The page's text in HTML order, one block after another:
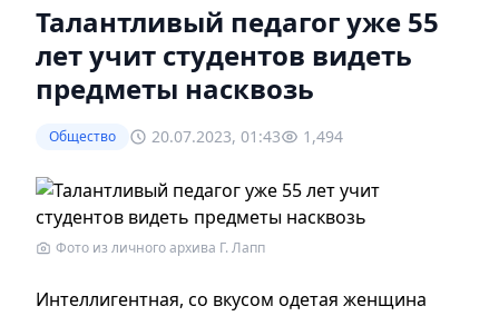
Талантливый педагог уже 55
лет учит студентов видеть
предметы насквозь
Общество 20.07.2023, 01:43 1,494
Фото из личного архива Г. Лапп
Интеллигентная, со вкусом одетая женщина